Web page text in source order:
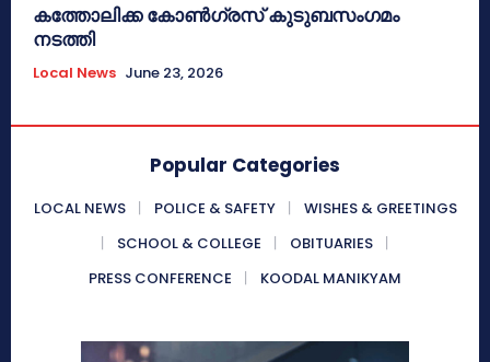
കത്തോലിക്ക കോൺഗ്രസ് കുടുബസംഗമം
നടത്തി
Local News June 23, 2026
Popular Categories
LOCAL NEWS POLICE & SAFETY
WISHES & GREETINGS
SCHOOL & COLLEGE
OBITUARIES
PRESS CONFERENCE
KOODAL MANIKYAM